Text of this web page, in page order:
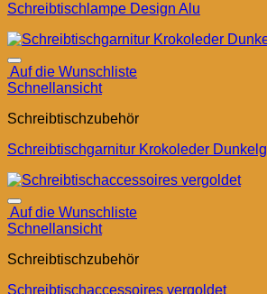
Schreibtischlampe Design Alu
Auf die Wunschliste
Schnellansicht
Schreibtischzubehör
Schreibtischgarnitur Krokoleder
Auf die Wunschliste
Schnellansicht
Schreibtischzubehör
Schreibtischaccessoires vergoldet